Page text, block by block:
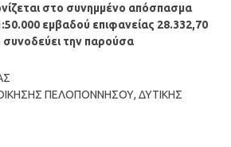
στο συνημμένο απόσπασμα
εμβαδού επιφανείας 28.332,70
την παρούσα
ΠΕΛΟΠΟΝΝΗΣΟΥ, ΔΥΤΙΚΗΣ